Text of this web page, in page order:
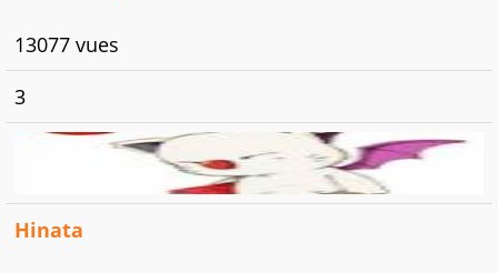
13077 vues
3
Hinata